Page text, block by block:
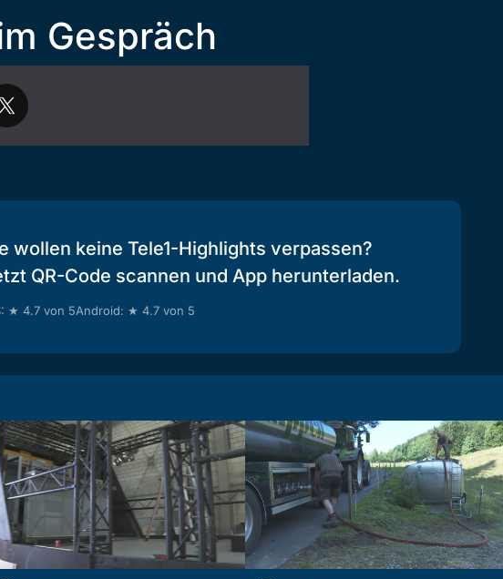
Gespräch
wollen keine Tele1-Highlights verpassen?
QR-Code scannen und App herunterladen.
★ 4.7 von 5Android: ★ 4.7 von 5